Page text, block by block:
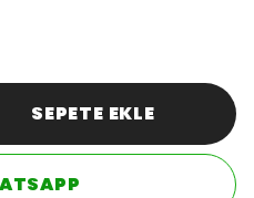
SEPETE EKLE